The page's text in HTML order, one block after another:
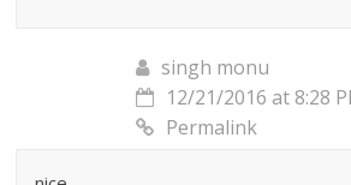
singh monu
12/21/2016 at 8:28
Permalink